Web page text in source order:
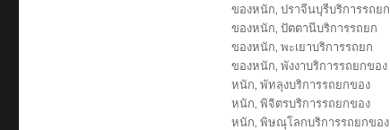
ของหนัก, ปราจีนบุรีบริการรถยก
ของหนัก, ปัตตานีบริการรถยก
ของหนัก, พะเยาบริการรถยก
ของหนัก, พังงาบริการรถยกของ
หนัก, พัทลุงบริการรถยกของ
หนัก, พิจิตรบริการรถยกของ
หนัก, พิษณุโลกบริการรถยกของ